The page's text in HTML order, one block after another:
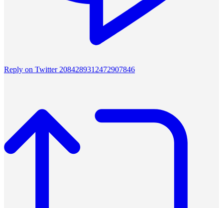
Reply on Twitter 2084289312472907846